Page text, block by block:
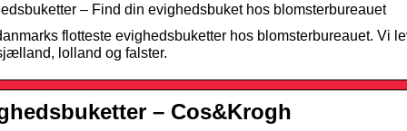
– Find din evighedsbuket hos blomsterbureauet
flotteste evighedsbuketter hos blomsterbureauet. Vi
lolland og falster.
– Cos&Krogh